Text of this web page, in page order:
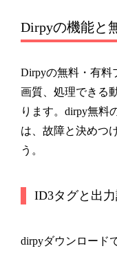
Dirpyの機能と
Dirpyの無料・有料
画質、処理できる
ります。dirpy無料
は、故障と決めつ
う。
ID3タグと出
dirpyダウンロード